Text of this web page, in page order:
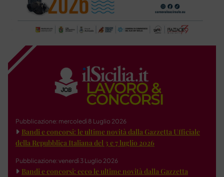
Pubblicazione: mercoledì 8 Luglio 2026
Bandi e concorsi: le ultime novità dalla Gazzetta Ufficiale
della Repubblica Italiana del 3 e 7 luglio 2026
Pubblicazione: venerdì 3 Luglio 2026
Bandi e concorsi: ecco le ultime novità dalla Gazzetta